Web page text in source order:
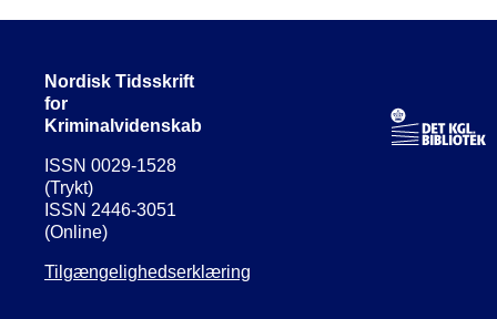
Nordisk Tidsskrift
for
Kriminalvidenskab
ISSN 0029-1528
(Trykt)
ISSN 2446-3051
(Online)
Tilgængelighedserklæring